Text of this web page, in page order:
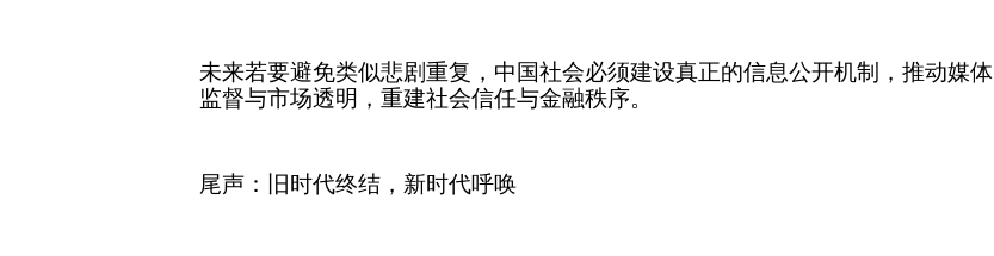
未来若要避免类似悲剧重复，中国社会必须建设真正的信息公开机制，推动媒体
监督与市场透明，重建社会信任与金融秩序。
尾声：旧时代终结，新时代呼唤